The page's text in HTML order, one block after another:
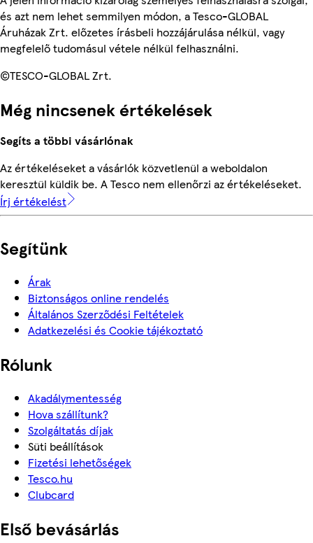
és azt nem lehet semmilyen módon, a Tesco-GLOBAL
Áruházak Zrt. előzetes írásbeli hozzájárulása nélkül, vagy
megfelelő tudomásul vétele nélkül felhasználni.
©TESCO-GLOBAL Zrt.
Még nincsenek értékelések
Segíts a többi vásárlónak
Az értékeléseket a vásárlók közvetlenül a weboldalon
keresztül küldik be. A Tesco nem ellenőrzi az értékeléseket.
Írj értékelést
Segítünk
Árak
Biztonságos online rendelés
Általános Szerződési Feltételek
Adatkezelési és Cookie tájékoztató
Rólunk
Akadálymentesség
Hova szállítunk?
Szolgáltatás díjak
Süti beállítások
Fizetési lehetőségek
Tesco.hu
Clubcard
Első bevásárlás